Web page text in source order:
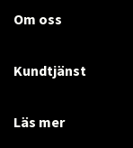
Om oss
Kundtjänst
Läs mer